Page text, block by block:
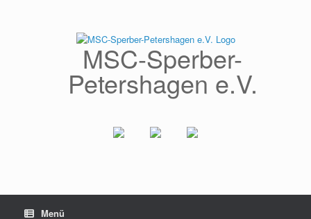
MSC-Sperber-
Petershagen e.V.
Menü